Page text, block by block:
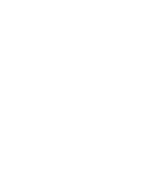
rischia la mancata iscrizione in B,
Giugno 2026
Giugno 2026